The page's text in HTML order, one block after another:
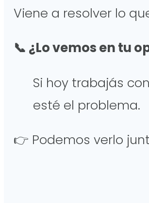
Viene a resolver lo
📞 ¿Lo vemos en tu
Si hoy trabajás
esté el problema.
👉 Podemos verlo